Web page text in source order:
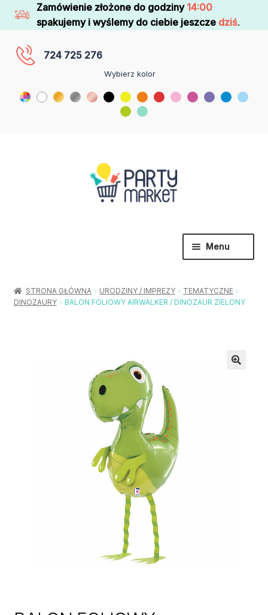
Zamówienie złożone do godziny 14:00
spakujemy i wyślemy do ciebie jeszcze dziś.
724 725 276
Wybierz kolor
Menu
menu
Urodziny / Imprezy
Rozwiń
Rozwiń
STRONA GŁÓWNA URODZINY / IMPREZY
TEMATYCZNE
DINOZAURY
BALON FOLIOWY AIRWALKER / DINOZAUR ZIELONY